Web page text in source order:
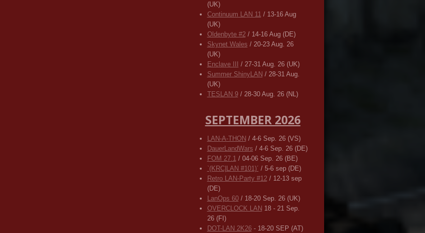
(UK)
Continuum LAN 11/ 13-16 Aug
(UK)
Oldenbyte #2/ 14-16 Aug (DE)
Skynet Wales / 20-23 Aug. 26
(UK)
Enclave III
/ 27-31 Aug. 26 (UK)
Summer ShinyLAN / 28-31 Aug.
(UK)
TESLAN 9/ 28-30 Aug. 26 (NL)
SEPTEMBER 2026
LAN-A-THON / 4-6 Sep. 26 (VS)
DauerLandWars / 4-6 Sep. 26 (DE)
FOM 27.1/ 04-06 Sep. 26 (BE)
`(KRC|LAN #101)´ / 5-6 sep (DE)
Retro LAN-Party #12/ 12-13 sep
(DE)
LanOps 60/ 18-20 Sep. 26 (UK)
OVERCLOCK LAN 18 - 21 Sep.
26 (FI)
DOT-LAN 2K26- 18-20 SEP (AT)